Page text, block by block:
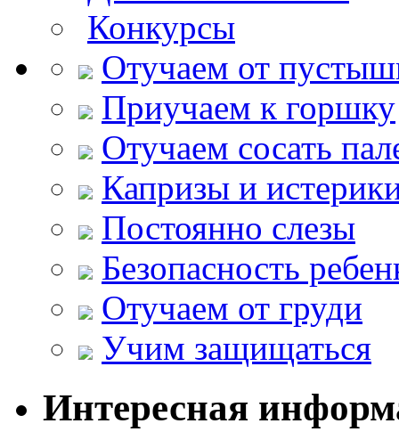
Конкурсы
Отучаем от
Приучаем к горшку
Отучаем сосать
Капризы и
Постоянно слезы
Безопасность
Отучаем от груди
Учим защищаться
Интересная